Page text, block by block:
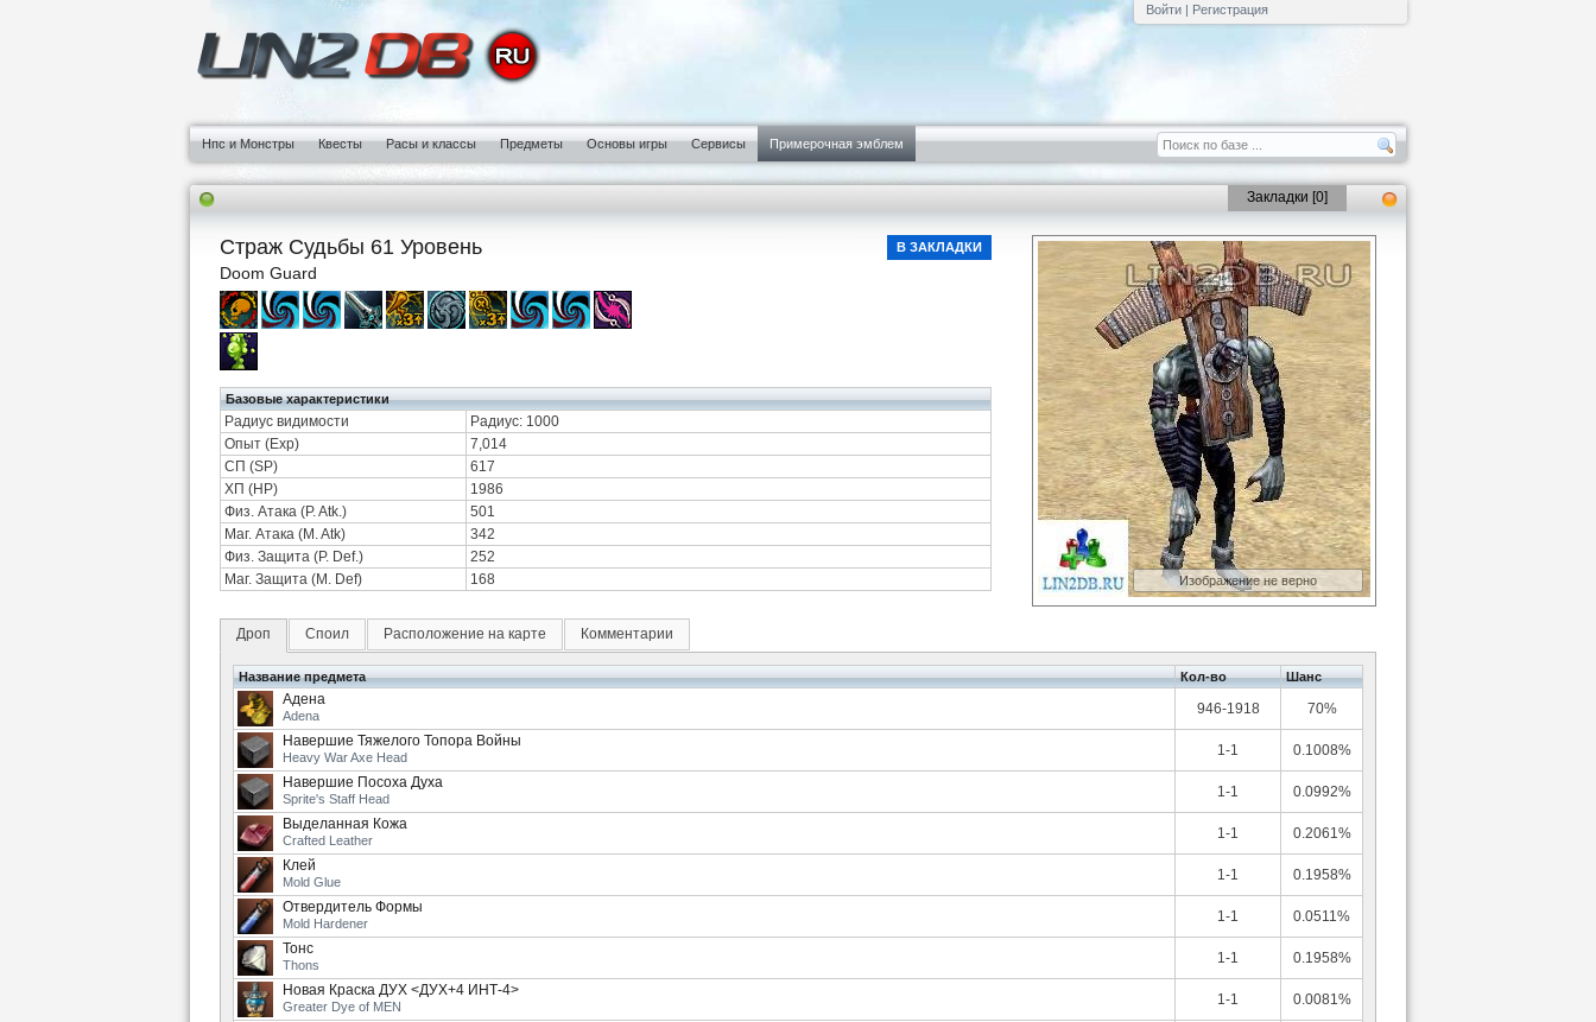
Войти | Регистрация
Нпс и Монстры Квесты Расы и классы Предметы Основы игры Сервисы Примерочная эмблем
Закладки [0]
Страж Судьбы 61 Уровень
Doom Guard
В ЗАКЛАДКИ
Базовые характеристики
Радиус видимости
Радиус: 1000
Опыт (Exp)
7,014
СП (SP)
617
ХП (HP)
1986
Физ. Атака (P. Atk.)
501
Маг. Атака (M. Atk)
342
Физ. Защита (P. Def.)
252
Маг. Защита (M. Def)
168 Изображение не верно
Дроп Споил Расположение на карте Комментарии
Название предмета Кол-во Шанс
Адена
Adena 946-1918
70%
Навершие Тяжелого Топора Войны
Heavy War Axe Head 1-1
0.1008%
Навершие Посоха Духа
Sprite's Staff Head 1-1
0.0992%
Выделанная Кожа
Crafted Leather 1-1
0.2061%
Клей
Mold Glue 1-1
0.1958%
Отвердитель Формы
Mold Hardener 1-1
0.0511%
Тонс
Thons 1-1
0.1958%
Новая Краска ДУХ <ДУХ+4 ИНТ-4>
Greater Dye of MEN 1-1
0.0081%